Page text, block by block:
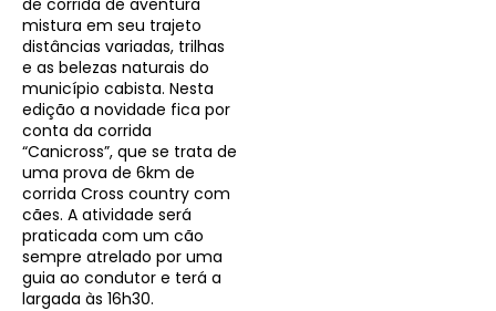
mistura em seu trajeto
distâncias variadas, trilhas
e as belezas naturais do
município cabista. Nesta
edição a novidade fica por
conta da corrida
“Canicross”, que se trata de
uma prova de 6km de
corrida Cross country com
cães. A atividade será
praticada com um cão
sempre atrelado por uma
guia ao condutor e terá a
largada às 16h30.